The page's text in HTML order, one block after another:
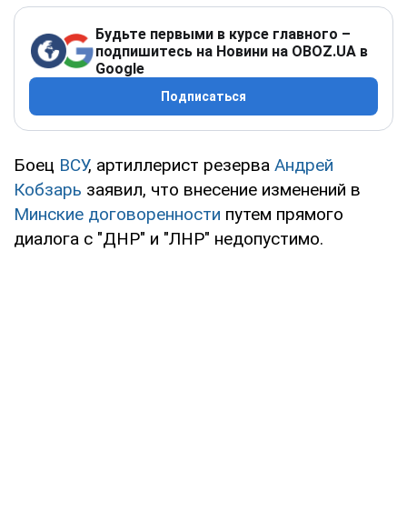
Будьте первыми в курсе главного –
подпишитесь на Новини на OBOZ.UA в
Google
Подписаться
Боец ВСУ, артиллерист резерва Андрей
Кобзарь заявил, что внесение изменений в
Минские договоренности путем прямого
диалога с "ДНР" и "ЛНР" недопустимо.